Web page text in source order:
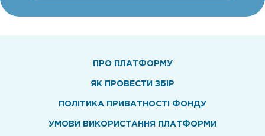
ПРО ПЛАТФОРМУ
ЯК ПРОВЕСТИ ЗБІР
ПОЛІТИКА ПРИВАТНОСТІ ФОНДУ
УМОВИ ВИКОРИСТАННЯ ПЛАТФОРМИ